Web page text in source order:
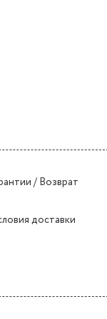
/ Возврат
доставки